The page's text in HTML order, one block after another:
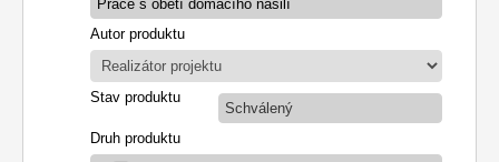
Autor produktu
Stav produktu
Schválený
Druh produktu